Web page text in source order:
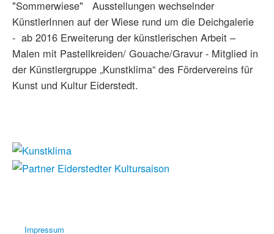
"Sommerwiese" Ausstellungen wechselnder
KünstlerInnen auf der Wiese rund um die Deichgalerie
- ab 2016 Erweiterung der künstlerischen Arbeit –
Malen mit Pastellkreiden/ Gouache/Gravur - Mitglied in
der Künstlergruppe „Kunstklima“ des Fördervereins für
Kunst und Kultur Eiderstedt.
Impressum